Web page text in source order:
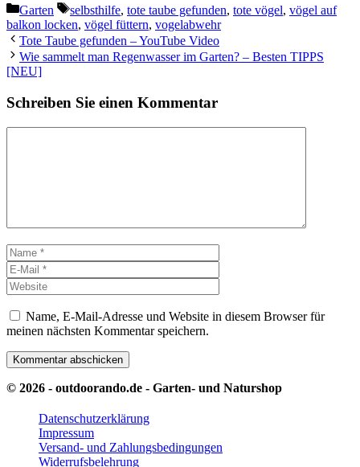
Kategorien
Garten Schlagwörter
selbsthilfe, tote taube gefunden, tote vögel, vögel auf
balkon locken, vögel füttern, vogelabwehr
Tote Taube gefunden – YouTube Video
Wie sammelt man Regenwasser im Garten? – Besten TIPPS
[NEU]
Schreiben Sie einen Kommentar
Name
Mail
Name, E-Mail-Adresse und Website in diesem Browser für
meinen nächsten Kommentar speichern.
© 2026 - outdoorando.de - Garten- und Naturshop
Datenschutzerklärung
Impressum
Versand- und Zahlungsbedingungen
Widerrufsbelehrung